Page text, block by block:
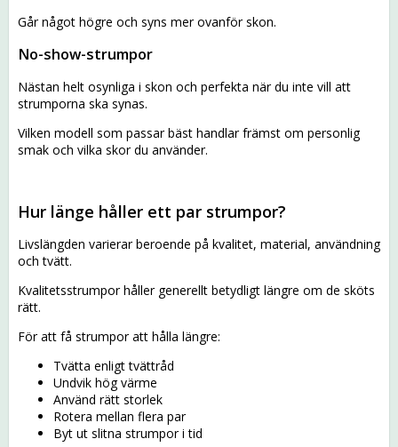
Går något högre och syns mer ovanför skon.
No-show-strumpor
Nästan helt osynliga i skon och perfekta när du inte vill att
strumporna ska synas.
Vilken modell som passar bäst handlar främst om personlig
smak och vilka skor du använder.
Hur länge håller ett par strumpor?
Livslängden varierar beroende på kvalitet, material, användning
och tvätt.
Kvalitetsstrumpor håller generellt betydligt längre om de sköts
rätt.
För att få strumpor att hålla längre:
Tvätta enligt tvättråd
Undvik hög värme
Använd rätt storlek
Rotera mellan flera par
Byt ut slitna strumpor i tid